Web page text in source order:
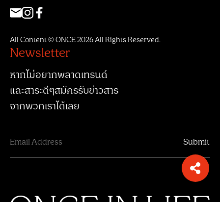
All Content © ONCE 2026 All Rights Reserved.
Newsletter
หากไม่อยากพลาดเทรนด์
และสาระดีๆสมัครรับข่าวสาร
จากพวกเราได้เลย